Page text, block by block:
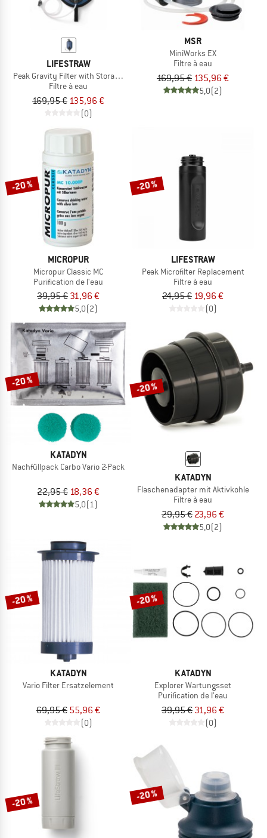
LIFESTRAW
Peak Gravity Filter with Storage Bag
Filtre à eau
169,95 € 135,96 €
(0)
MSR
MiniWorks EX
Filtre à eau
169,95 € 135,96 €
5,0(2)
-20 %
MICROPUR
Micropur Classic MC
Purification de l'eau
39,95 € 31,96 €
5,0(2)
-20 %
LIFESTRAW
Peak Microfilter Replacement
Filtre à eau
24,95 € 19,96 €
(0)
-20 %
KATADYN
Nachfüllpack Carbo Vario 2-Pack
22,95 € 18,36 €
5,0(1)
-20 %
KATADYN
Flaschenadapter mit Aktivkohle
Filtre à eau
29,95 € 23,96 €
5,0(2)
-20 %
KATADYN
Vario Filter Ersatzelement
69,95 € 55,96 €
(0)
-20 %
KATADYN
Explorer Wartungsset
Purification de l'eau
39,95 € 31,96 €
(0)
-20 % -20 %